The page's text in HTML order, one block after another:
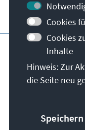
Besuchen Sie auch
Hauptseite der
Erklärung zur
Allg.
© Konrad-
Cookies
Cookies
Inhalte
Hinweis: Zur
die Seite neu
Speichern